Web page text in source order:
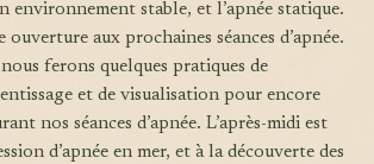
environnement stable, et l’apnée statique.
ouverture aux prochaines séances d’apnée.
ferons quelques pratiques de
et de visualisation pour encore
nos séances d’apnée. L’après-midi est
d’apnée en mer, et à la découverte des